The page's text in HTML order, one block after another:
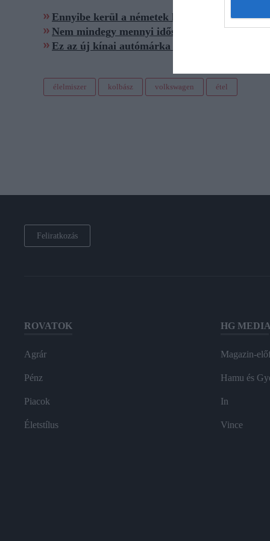
Ennyibe kerül a németek legújabb
Nem mindegy mennyi idősen, milyen kolbászt
Ez az új kínai autómárka érkezik
élelmiszer kolbász volkswagen étel
Feliratkozás
ROVATOK
Agrár
Pénz
Piacok
Életstílus
HG MEDIA
Magazin-
Hamu és
In
Vince